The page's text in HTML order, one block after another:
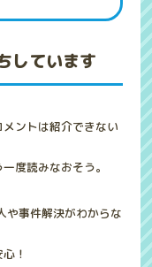
しています
ントは紹介できない
度読みなおそう。
や事件解決がわからな
！